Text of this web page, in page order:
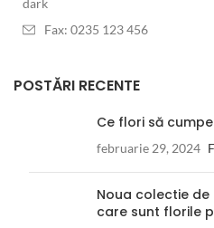
Fax: 0235 123 456
POSTĂRI RECENTE
Ce flori să
februarie 29, 2024
Noua colectie
care sunt florile